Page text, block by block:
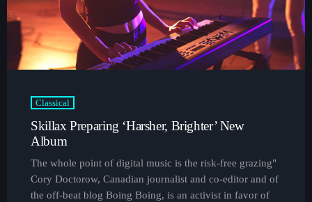
Classical
Skillax Preparing ‘Harsher, Brighter’ New
Album
The whole point of digital music is the risk-free grazing"
Cory Doctorow, Canadian journalist and co-editor and of
the off-beat blog Boing Boing, is an activist in favor of